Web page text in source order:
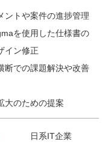
ントや案件の進捗管理
を使用した仕様書の
イン修正
断での課題解決や改善
大のための提案
日系IT企業